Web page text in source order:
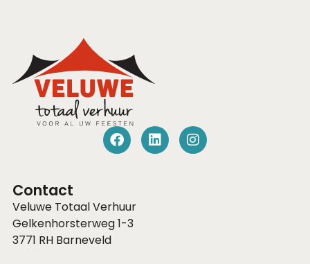
Contact
Veluwe Totaal Verhuur
Gelkenhorsterweg 1-3
3771 RH Barneveld